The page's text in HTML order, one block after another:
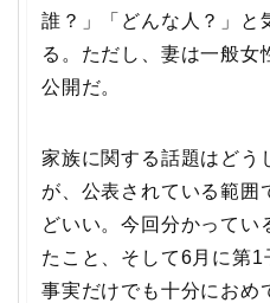
誰？」「どんな人？」と
る。ただし、妻は一般女
公開だ。
家族に関する話題はどう
が、公表されている範囲
どいい。今回分かってい
たこと、そして6月に第
事実だけでも十分におめ